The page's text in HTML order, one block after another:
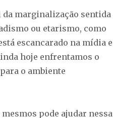
da marginalização sentida
ou etarismo, como
escancarado na mídia e
hoje enfrentamos o
o ambiente
pode ajudar nessa